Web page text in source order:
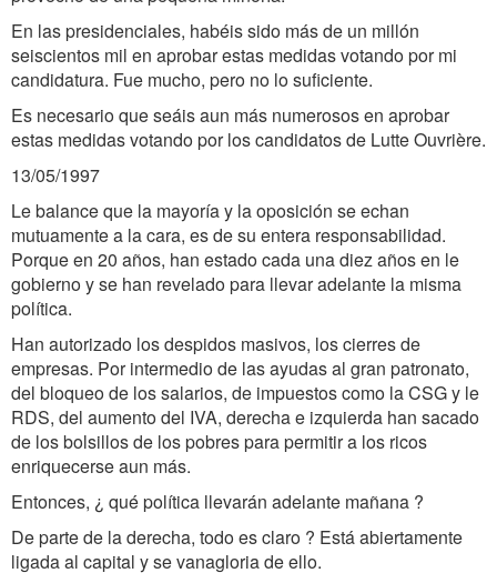
En las presidenciales, habéis sido más de un millón
seiscientos mil en aprobar estas medidas votando por mi
candidatura. Fue mucho, pero no lo suficiente.
Es necesario que seáis aun más numerosos en aprobar
estas medidas votando por los candidatos de Lutte Ouvrière.
13/05/1997
Le balance que la mayoría y la oposición se echan
mutuamente a la cara, es de su entera responsabilidad.
Porque en 20 años, han estado cada una diez años en le
gobierno y se han revelado para llevar adelante la misma
política.
Han autorizado los despidos masivos, los cierres de
empresas. Por intermedio de las ayudas al gran patronato,
del bloqueo de los salarios, de impuestos como la CSG y le
RDS, del aumento del IVA, derecha e izquierda han sacado
de los bolsillos de los pobres para permitir a los ricos
enriquecerse aun más.
Entonces, ¿ qué política llevarán adelante mañana ?
De parte de la derecha, todo es claro ? Está abiertamente
ligada al capital y se vanagloria de ello.